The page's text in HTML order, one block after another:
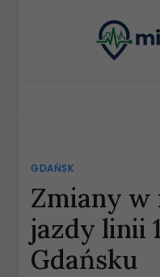
GDAŃSK
Zmiany w
jazdy linii
Gdańsku